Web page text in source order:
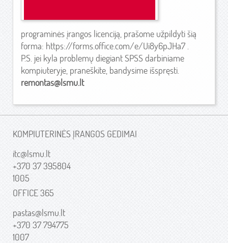
programinės įrangos licenciją, prašome užpildyti šią
forma: https://forms.office.com/e/Ui8y6pJHa7 .
P.S. jei kyla problemų diegiant SPSS darbiniame
kompiuteryje, praneškite, bandysime išspręsti.
remontas@lsmu.lt
KOMPIUTERINĖS ĮRANGOS GEDIMAI
itc@lsmu.lt
+370 37 395804
1005
OFFICE 365
pastas@lsmu.lt
+370 37 794775
1007